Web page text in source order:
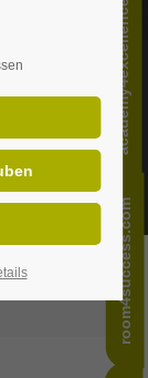
academy4excellence.de
room4success.com